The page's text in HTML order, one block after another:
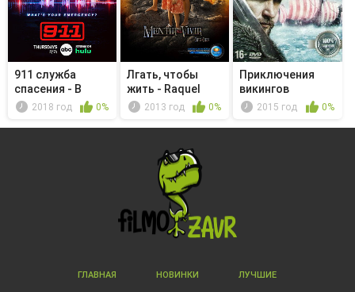
911 служба
спасения - В
другой жизни
2018 год 0%
Лгать, чтобы
жить - Raquel
embarazada
2013 год 0%
Приключения
викингов
2015 год 0%
ГЛАВНАЯ НОВИНКИ ЛУЧШИЕ